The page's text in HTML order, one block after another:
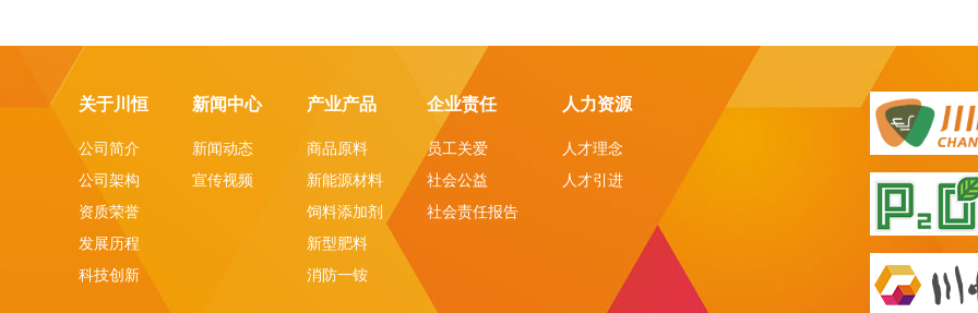
关于川恒
公司简介
公司架构
资质荣誉
发展历程
科技创新
新闻中心
新闻动态
宣传视频
产业产品
商品原料
新能源材料
饲料添加剂
新型肥料
消防一铵
企业责任
员工关爱
社会公益
社会责任报告
人力资源
人才理念
人才引进